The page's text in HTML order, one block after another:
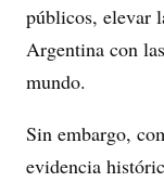
públicos, elevar
Argentina con
mundo.
Sin embargo,
evidencia